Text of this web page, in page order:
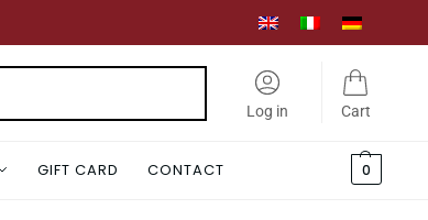
Log in Cart
GIFT CARD CONTACT 0